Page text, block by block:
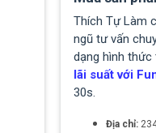
Thích Tự Làm
ngũ tư vấn
dạng hình
lãi suất với
30s.
Địa chỉ: